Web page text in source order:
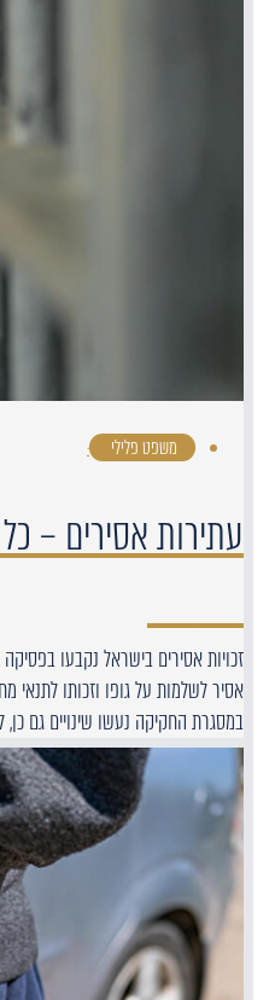
משפט פלילי ·
עתירות אסירים –
זכויות אסירים בישראל נקבעו
אסיר לשלמות על גופו וזכותו לתנאי
במסגרת החקיקה נעשו שינויים גם כן,